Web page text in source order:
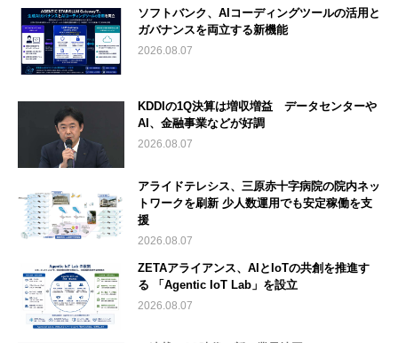
ソフトバンク、AIコーディングツールの活用と
ガバナンスを両立する新機能
2026.08.07
KDDIの1Q決算は増収増益 データセンターや
AI、金融事業などが好調
2026.08.07
アライドテレシス、三原赤十字病院の院内ネッ
トワークを刷新 少人数運用でも安定稼働を支
援
2026.08.07
ZETAアライアンス、AIとIoTの共創を推進す
る 「Agentic IoT Lab」を設立
2026.08.07